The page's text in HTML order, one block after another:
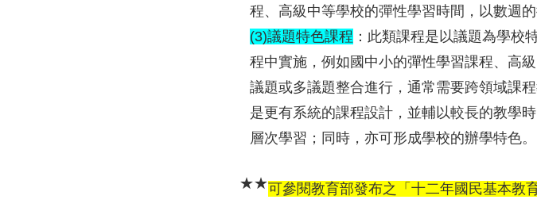
程、高級中等學校的彈性學習時間，以數週
(3)議題特色課程 ：此類課程是以議題為學校
程中實施，例如國中小的彈性學習課程、高
議題或多議題整合進行，通常需要跨領域課
是更有系統的課程設計，並輔以較長的教學
層次學習；同時，亦可形成學校的辦學特色。
★★可參閱教育部發布之「十二年國民基本教